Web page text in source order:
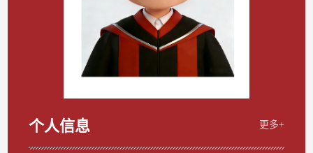
个人信息 更多+